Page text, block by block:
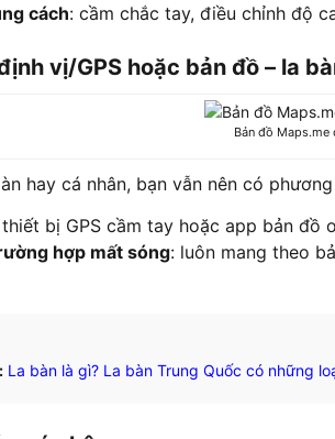
cách: cầm chắc tay, điều chỉnh độ
vị/GPS hoặc bản đồ – la
Bản đồ Maps.me
hay cá nhân, bạn vẫn nên có
thiết bị GPS cầm tay hoặc app bản đồ
hợp mất sóng: luôn mang theo
La bàn là gì? La bàn Trung Quốc có những